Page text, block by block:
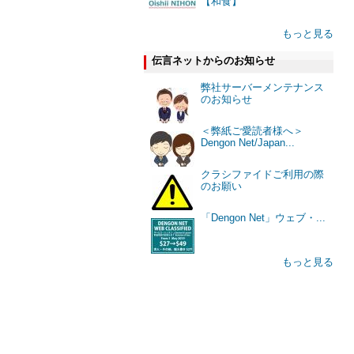
もっと見る
伝言ネットからのお知らせ
弊社サーバーメンテナンス
のお知らせ
＜弊紙ご愛読者様へ＞
Dengon Net/Japan...
クラシファイドご利用の際
のお願い
「Dengon Net」ウェブ・...
もっと見る